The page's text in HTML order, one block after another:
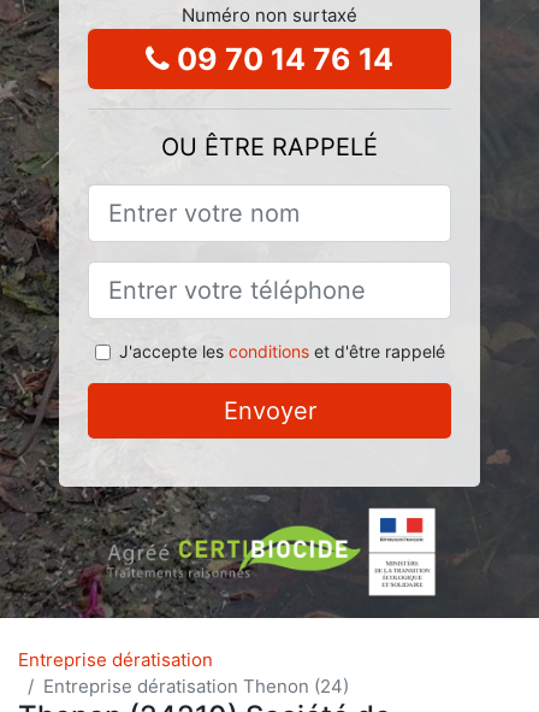
Numéro non surtaxé
09 70 14 76 14
OU ÊTRE RAPPELÉ
J'accepte les conditionset d'être rappelé
Envoyer
Entreprise dératisation
Entreprise dératisation Thenon (24)